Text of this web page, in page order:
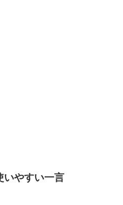
いやすい一言